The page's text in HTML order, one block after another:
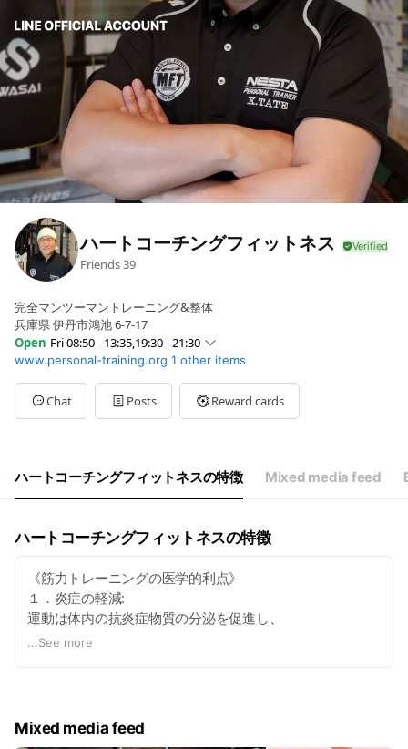
ハートコーチングフィットネス
Friends39
完全マンツーマントレーニング&整体
兵庫県 伊丹市鴻池 6-7-17
Open Fri 08:50 - 13:35,19:30 - 21:30
Sun08:00 - 12:45
Mon08:50 - 13:35,19:00 - 21:30
Tue08:50 - 13:35,19:00 - 21:30
Wed08:50 - 13:35,19:00 - 21:30
08:00 - 12:45
お休みは不定期ですので、事前にご確認ください。
www.personal-training.org 1 other items
Chat Posts Reward cards
ハートコーチングフィットネスの特徴 Mixed media feed
ハートコーチングフィットネスの特徴
《筋力トレーニングの医学的利点》
１．炎症の軽減:
運動は体内の抗炎症物質の分泌を促進し、
炎症を軽減する効果があります。
2.筋力と柔軟性の向上:
...See more
Mixed media feed